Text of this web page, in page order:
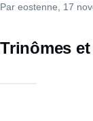
Par eostenne , 17
Trinômes